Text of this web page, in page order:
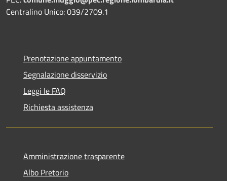
Centralino Unico: 039/2709.1
Prenotazione appuntamento
Segnalazione disservizio
Leggi le FAQ
Richiesta assistenza
Amministrazione trasparente
Albo Pretorio